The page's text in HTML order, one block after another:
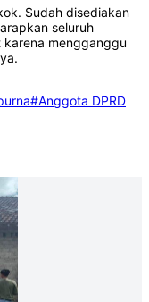
Sudah disediakan
seluruh
mengganggu
#Anggota DPRD